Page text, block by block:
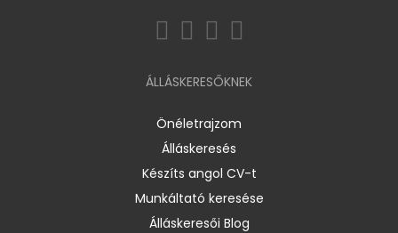
ÁLLÁSKERESŐKNEK
Önéletrajzom
Álláskeresés
Készíts angol CV-t
Munkáltató keresése
Álláskeresői Blog